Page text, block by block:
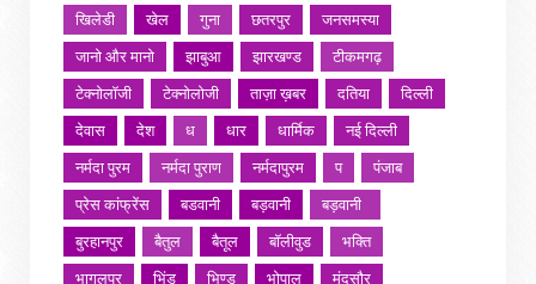
खिलेडी
खेल गुना छतरपुर
जनसमस्या
जानो और मानो
झाबुआ झारखण्ड
टीकमगढ़
टेक्नोलॉजी
टेक्नोलोजी ताज़ा ख़बर दतिया
दिल्ली
देवास
देश ध धार धार्मिक
नई दिल्ली
नर्मदा पुरम
नर्मदा पुराण नर्मदापुरम प
पंजाब
प्रेस कांफ्रेंस
बडवानी बड़वानी
बड़वानी
बुरहानपुर
बैतुल बैतूल बॉलीवुड
भक्ति
भागलपुर
भिंड भिण्ड भोपाल
मंदसौर